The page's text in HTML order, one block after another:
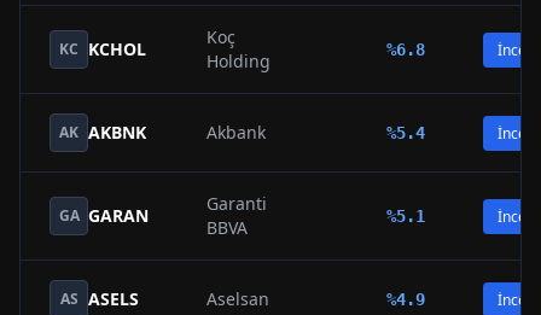
KC KCHOL
Koç
Holding
%6.8 İncele
AK AKBNK Akbank %5.4 İncele
GA GARAN
Garanti
BBVA
%5.1 İncele
AS ASELS Aselsan %4.9 İncele